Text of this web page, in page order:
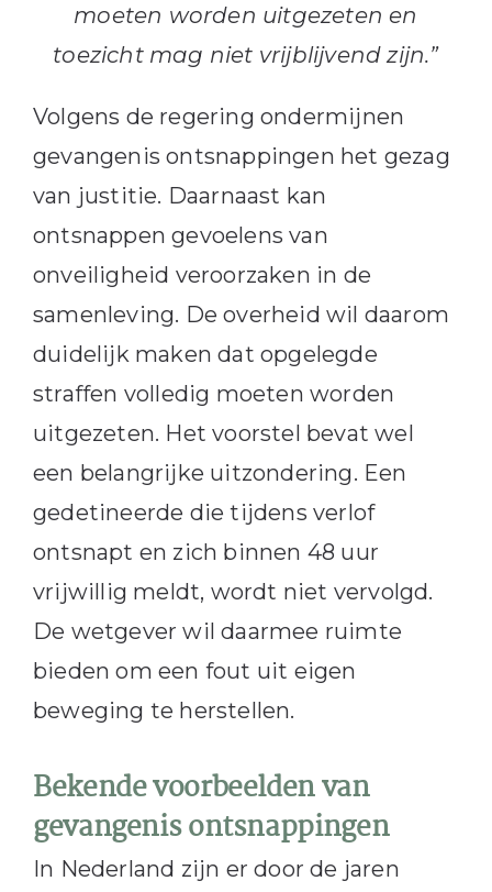
moeten worden uitgezeten en
toezicht mag niet vrijblijvend zijn.”
Volgens de regering ondermijnen
gevangenis ontsnappingen het gezag
van justitie. Daarnaast kan
ontsnappen gevoelens van
onveiligheid veroorzaken in de
samenleving. De overheid wil daarom
duidelijk maken dat opgelegde
straffen volledig moeten worden
uitgezeten. Het voorstel bevat wel
een belangrijke uitzondering. Een
gedetineerde die tijdens verlof
ontsnapt en zich binnen 48 uur
vrijwillig meldt, wordt niet vervolgd.
De wetgever wil daarmee ruimte
bieden om een fout uit eigen
beweging te herstellen.
Bekende voorbeelden van
gevangenis ontsnappingen
In Nederland zijn er door de jaren